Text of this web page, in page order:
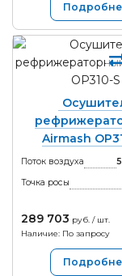
Airmash
Поток воздуха
Точка росы
289 703 руб. / шт.
Наличие: По запросу